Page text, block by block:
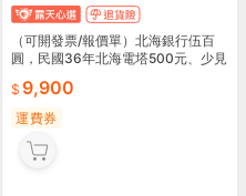
（可開發票/報價單）北海銀行伍百
圓，民國36年北海電塔500元、少見
9,900
運費券